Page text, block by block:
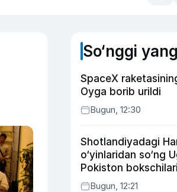
So‘nggi
SpaceX
Oyga borib urildi
Bugun, 12:30
Shotlandiyadagi
o‘yinlaridan so‘ng
Pokiston
bo‘ldiBugun, 12:21